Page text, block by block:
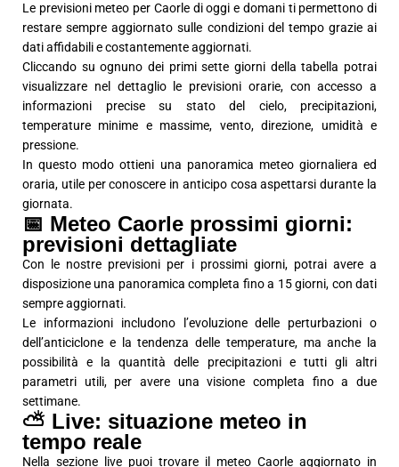
Le previsioni meteo per Caorle di oggi e domani ti permettono di
restare sempre aggiornato sulle condizioni del tempo grazie ai
dati affidabili e costantemente aggiornati.
Cliccando su ognuno dei primi sette giorni della tabella potrai
visualizzare nel dettaglio le previsioni orarie, con accesso a
informazioni precise su stato del cielo, precipitazioni,
temperature minime e massime, vento, direzione, umidità e
pressione.
In questo modo ottieni una panoramica meteo giornaliera ed
oraria, utile per conoscere in anticipo cosa aspettarsi durante la
giornata.
📅 Meteo Caorle prossimi giorni:
previsioni dettagliate
Con le nostre previsioni per i prossimi giorni, potrai avere a
disposizione una panoramica completa fino a 15 giorni, con dati
sempre aggiornati.
Le informazioni includono l’evoluzione delle perturbazioni o
dell’anticiclone e la tendenza delle temperature, ma anche la
possibilità e la quantità delle precipitazioni e tutti gli altri
parametri utili, per avere una visione completa fino a due
settimane.
⛅ Live: situazione meteo in
tempo reale
Nella sezione live puoi trovare il meteo Caorle aggiornato in